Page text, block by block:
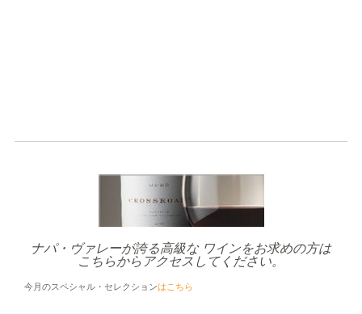
ナパ・ヴァレーが誇る高級な ワインをお求めの方は
こちらからアクセスしてください。
今月のスペシャル・セレクションはこちら